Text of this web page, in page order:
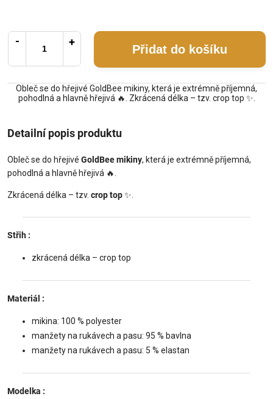
Přidat do košíku
Obleč se do hřejivé GoldBee mikiny, která je extrémně příjemná,
pohodlná a hlavně hřejivá 🔥. Zkrácená délka – tzv. crop top ✨.
Detailní popis produktu
Obleč se do hřejivé GoldBee mikiny, která je extrémně příjemná,
pohodlná a hlavně hřejivá 🔥
Zkrácená délka – tzv. crop top✨
Střih :
zkrácená délka – crop top
Materiál :
mikina: 100 % polyester
manžety na rukávech a pasu: 95 % bavlna
manžety na rukávech a pasu: 5 % elastan
Modelka :